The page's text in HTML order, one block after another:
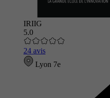
IRIIG
5.0
24 avis
Lyon 7e